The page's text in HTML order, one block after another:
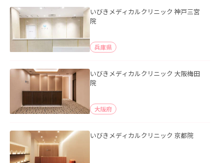
いびきメディカルクリニック 神戸三宮
院
兵庫県
いびきメディカルクリニック 大阪梅田
院
大阪府
いびきメディカルクリニック 京都院